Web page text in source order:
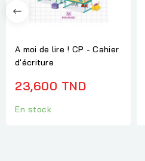
A moi de lire ! CP - Cahier
d'écriture
23,600 TND
En stock